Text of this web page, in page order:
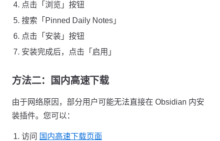
点击「浏览」按钮
搜索「Pinned Daily Notes」
点击「安装」按钮
安装完成后，点击「启用」
方法二：国内高速下载
由于网络原因，部分用户可能无法直接在 Obsidian 内安
装插件。您可以：
访问 国内高速下载页面